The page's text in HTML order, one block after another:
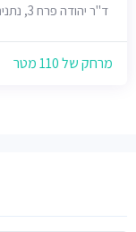
ד"ר יהודה פרח 3, נתניה
מרחק של 110 מטר